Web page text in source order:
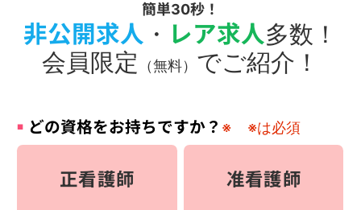
簡単30秒！
非公開求人 ・ レア求人多数！
会員限定
（無料） でご紹介！
どの資格をお持ちですか？ ※ ※は必須
正看護師 准看護師